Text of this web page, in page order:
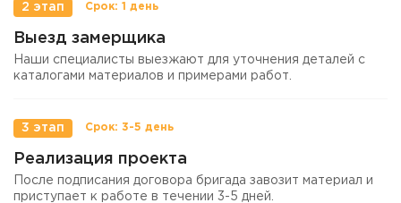
2 этап
Выезд замерщика
Наши специалисты выезжают для уточнения деталей с
каталогами материалов и примерами работ.
3 этап
Реализация проекта
После подписания договора бригада завозит материал и
приступает к работе в течении 3-5 дней.